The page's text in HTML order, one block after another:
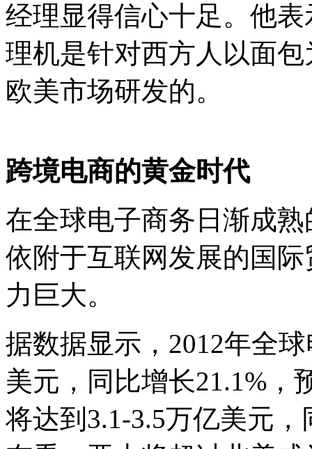
经理显得信心十足。他
理机是针对西方人以面
欧美市场研发的。
跨境电商的黄金时代
在全球电子商务日渐成
依附于互联网发展的国
力巨大。
据数据显示，2012年全
美元，同比增长21.1%，
将达到3.1-3.5万亿美元